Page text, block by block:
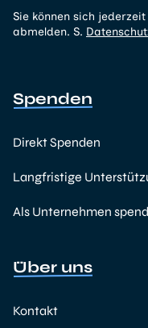
Sie können sich
abmelden. S.
Spenden
Direkt Spenden
Langfristige
Als Unternehmen
Über uns
Kontakt